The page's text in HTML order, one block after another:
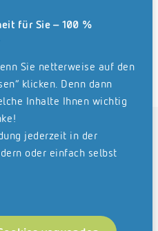
für Sie – 100 %
Sie netterweise auf den
klicken. Denn dann
Inhalte Ihnen wichtig
jederzeit in der
oder einfach selbst
AG
1
Über die
gesamte Akten- und
regelmäßige Abholung und